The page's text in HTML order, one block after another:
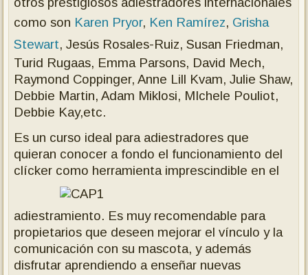
como son Karen Pryor, Ken Ramírez, Grisha
Stewart, Jesús Rosales-Ruiz, Susan Friedman,
Turid Rugaas, Emma Parsons, David Mech,
Raymond Coppinger, Anne Lill Kvam, Julie Shaw,
Debbie Martin, Adam Miklosi, MIchele Pouliot,
Debbie Kay,etc.
Es un curso ideal para adiestradores que
quieran conocer a fondo el funcionamiento del
clícker como herramienta imprescindible en el
adiestramiento. Es muy recomendable para
propietarios que deseen mejorar el vínculo y la
comunicación con su mascota, y además
disfrutar aprendiendo a enseñar nuevas